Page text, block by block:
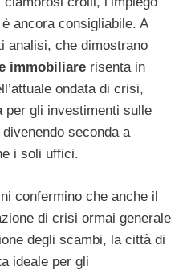
ancora consigliabile. A
analisi, che dimostrano
immobiliare risenta in
ondata di crisi,
per gli investimenti sulle
seconda a
i soli uffici.
confermino che anche il
di crisi ormai generale
degli scambi, la città di
ideale per gli